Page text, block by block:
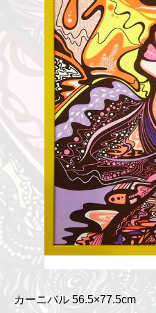
カーニバル 56.5×77.5cm